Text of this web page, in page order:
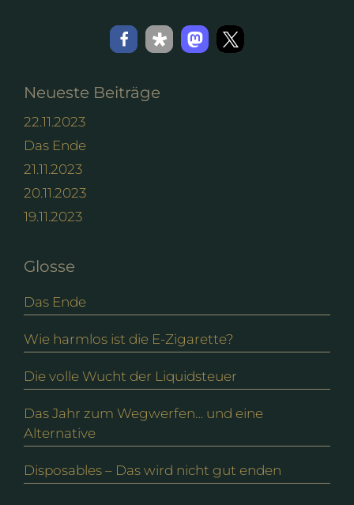
Neueste Beiträge
22.11.2023
Das Ende
21.11.2023
20.11.2023
19.11.2023
Glosse
Das Ende
Wie harmlos ist die E-Zigarette?
Die volle Wucht der Liquidsteuer
Das Jahr zum Wegwerfen… und eine
Alternative
Disposables – Das wird nicht gut enden